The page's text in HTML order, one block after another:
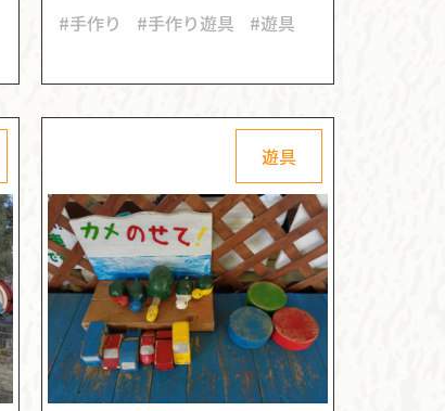
#手作り #手作り遊具 #遊具
遊具